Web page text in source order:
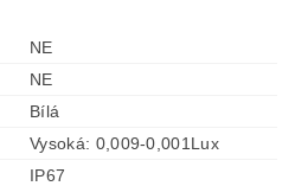
NE
NE
Bílá
Vysoká: 0,009-0,001Lux
IP67